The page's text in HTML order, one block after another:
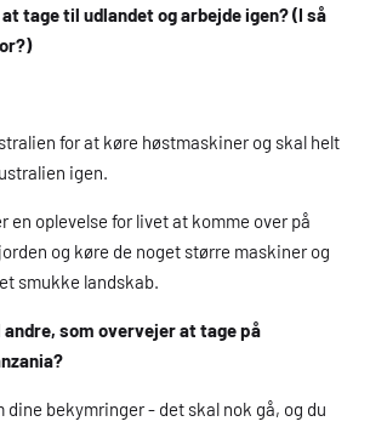
tage til udlandet og arbejde igen? (I så
for at køre høstmaskiner og skal helt
igen.
en oplevelse for livet at komme over på
og køre de noget større maskiner og
smukke landskab.
andre, som overvejer at tage på
dine bekymringer - det skal nok gå, og du